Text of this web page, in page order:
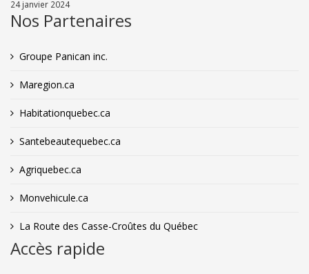
24 janvier 2024
Nos Partenaires
Groupe Panican inc.
Maregion.ca
Habitationquebec.ca
Santebeautequebec.ca
Agriquebec.ca
Monvehicule.ca
La Route des Casse-Croûtes du Québec
Accès rapide